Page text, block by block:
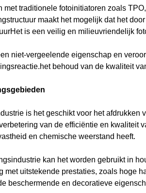
met traditionele fotoinitiatoren zoals
maakt het mogelijk dat het
is een veilig en milieuvriendelijk
niet-vergeelende eigenschap en
behoud van de kwaliteit
is het geschikt voor het
van de efficiëntie en kwaliteit
en chemische weerstand heeft.
kan het worden gebruikt in
met uitstekende prestaties, zoals hoge
beschermende en decoratieve